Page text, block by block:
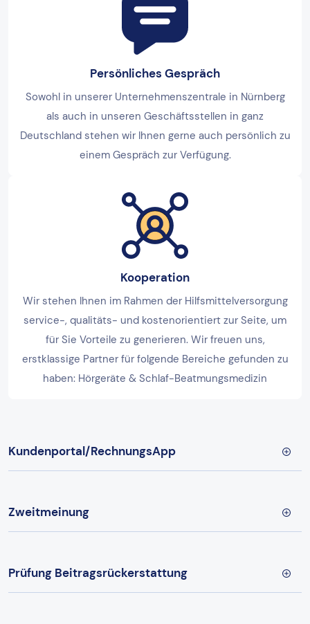
Persönliches Gespräch
Sowohl in unserer Unternehmenszentrale in Nürnberg
als auch in unseren Geschäftsstellen in ganz
Deutschland stehen wir Ihnen gerne auch persönlich zu
einem Gespräch zur Verfügung.
Kooperation
Wir stehen Ihnen im Rahmen der Hilfsmittelversorgung
service-, qualitäts- und kostenorientiert zur Seite, um
für Sie Vorteile zu generieren. Wir freuen uns,
erstklassige Partner für folgende Bereiche gefunden zu
haben: Hörgeräte & Schlaf-Beatmungsmedizin
Kundenportal/RechnungsApp
Zweitmeinung
Prüfung Beitragsrückerstattung